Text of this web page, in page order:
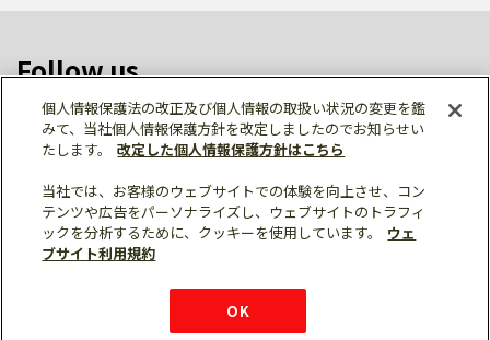
Follow us
個人情報保護 利用規約
ご利用にあたって
サイトマップ
三菱電機トップ
個人情報保護法の改正及び個人情報の取扱い状況の変更を鑑
みて、当社個人情報保護方針を改定しましたのでお知らせい
たします。
改定した個人情報保護方針はこちら
当社では、お客様のウェブサイトでの体験を向上させ、コン
テンツや広告をパーソナライズし、ウェブサイトのトラフィ
ックを分析するために、クッキーを使用しています。
ウェ
ブサイト利用規約
OK
チャットサービス